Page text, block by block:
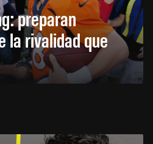
preparan
la rivalidad que